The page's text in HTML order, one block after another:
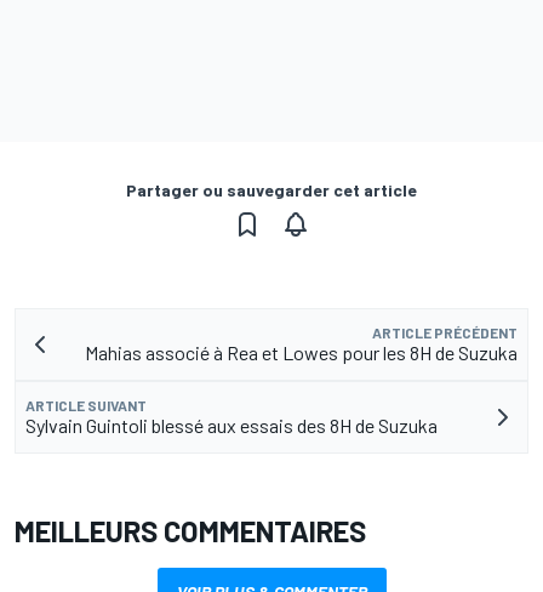
Partager ou sauvegarder cet article
ARTICLE PRÉCÉDENT
Mahias associé à Rea et Lowes pour les 8H de Suzuka
ARTICLE SUIVANT
Sylvain Guintoli blessé aux essais des 8H de Suzuka
MEILLEURS COMMENTAIRES